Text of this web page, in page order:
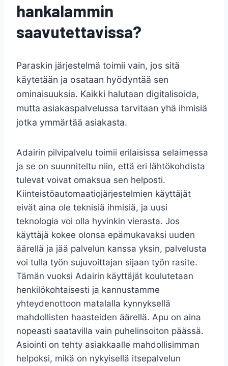
hankalammin
saavutettavissa?
Paraskin järjestelmä toimii vain, jos sitä
käytetään ja osataan hyödyntää sen
ominaisuuksia. Kaikki halutaan digitalisoida,
mutta asiakaspalvelussa tarvitaan yhä ihmisiä
jotka ymmärtää asiakasta.
Adairin pilvipalvelu toimii erilaisissa selaimessa
ja se on suunniteltu niin, että eri lähtökohdista
tulevat voivat omaksua sen helposti.
Kiinteistöautomaatiojärjestelmien käyttäjät
eivät aina ole teknisiä ihmisiä, ja uusi
teknologia voi olla hyvinkin vierasta. Jos
käyttäjä kokee olonsa epämukavaksi uuden
äärellä ja jää palvelun kanssa yksin, palvelusta
voi tulla työn sujuvoittajan sijaan työn rasite.
Tämän vuoksi Adairin käyttäjät koulutetaan
henkilökohtaisesti ja kannustamme
yhteydenottoon matalalla kynnyksellä
mahdollisten haasteiden äärellä. Apu on aina
nopeasti saatavilla vain puhelinsoiton päässä.
Asiointi on tehty asiakkaalle mahdollisimman
helpoksi, mikä on nykyisellä itsepalvelun